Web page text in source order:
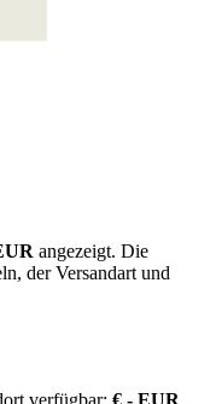
angezeigt. Die
der Versandart und
verfügbar: € - EUR